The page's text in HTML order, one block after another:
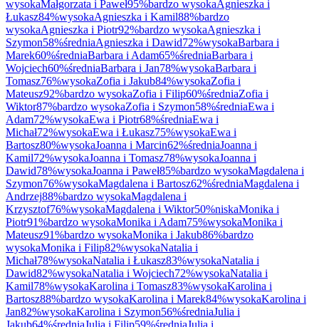
wysokaMałgorzata i Paweł95%bardzo wysokaAgnieszka i
Łukasz84%wysokaAgnieszka i Kamil88%bardzo
wysokaAgnieszka i Piotr92%bardzo wysokaAgnieszka i
Szymon58%średniaAgnieszka i Dawid72%wysokaBarbara i
Marek60%średniaBarbara i Adam65%średniaBarbara i
Wojciech60%średniaBarbara i Jan78%wysokaBarbara i
Tomasz76%wysokaZofia i Jakub84%wysokaZofia i
Mateusz92%bardzo wysokaZofia i Filip60%średniaZofia i
Wiktor87%bardzo wysokaZofia i Szymon58%średniaEwa i
Adam72%wysokaEwa i Piotr68%średniaEwa i
Michał72%wysokaEwa i Łukasz75%wysokaEwa i
Bartosz80%wysokaJoanna i Marcin62%średniaJoanna i
Kamil72%wysokaJoanna i Tomasz78%wysokaJoanna i
Dawid78%wysokaJoanna i Paweł85%bardzo wysokaMagdalena i
Szymon76%wysokaMagdalena i Bartosz62%średniaMagdalena i
Andrzej88%bardzo wysokaMagdalena i
Krzysztof76%wysokaMagdalena i Wiktor50%niskaMonika i
Piotr91%bardzo wysokaMonika i Adam75%wysokaMonika i
Mateusz91%bardzo wysokaMonika i Jakub86%bardzo
wysokaMonika i Filip82%wysokaNatalia i
Michał78%wysokaNatalia i Łukasz83%wysokaNatalia i
Dawid82%wysokaNatalia i Wojciech72%wysokaNatalia i
Kamil78%wysokaKarolina i Tomasz83%wysokaKarolina i
Bartosz88%bardzo wysokaKarolina i Marek84%wysokaKarolina i
Jan82%wysokaKarolina i Szymon56%średniaJulia i
Jakub64%średniaJulia i Filip59%średniaJulia i